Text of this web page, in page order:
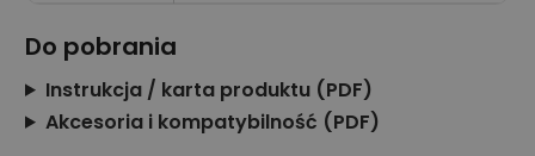
Do pobrania
Instrukcja / karta produktu (PDF)
Akcesoria i kompatybilność (PDF)